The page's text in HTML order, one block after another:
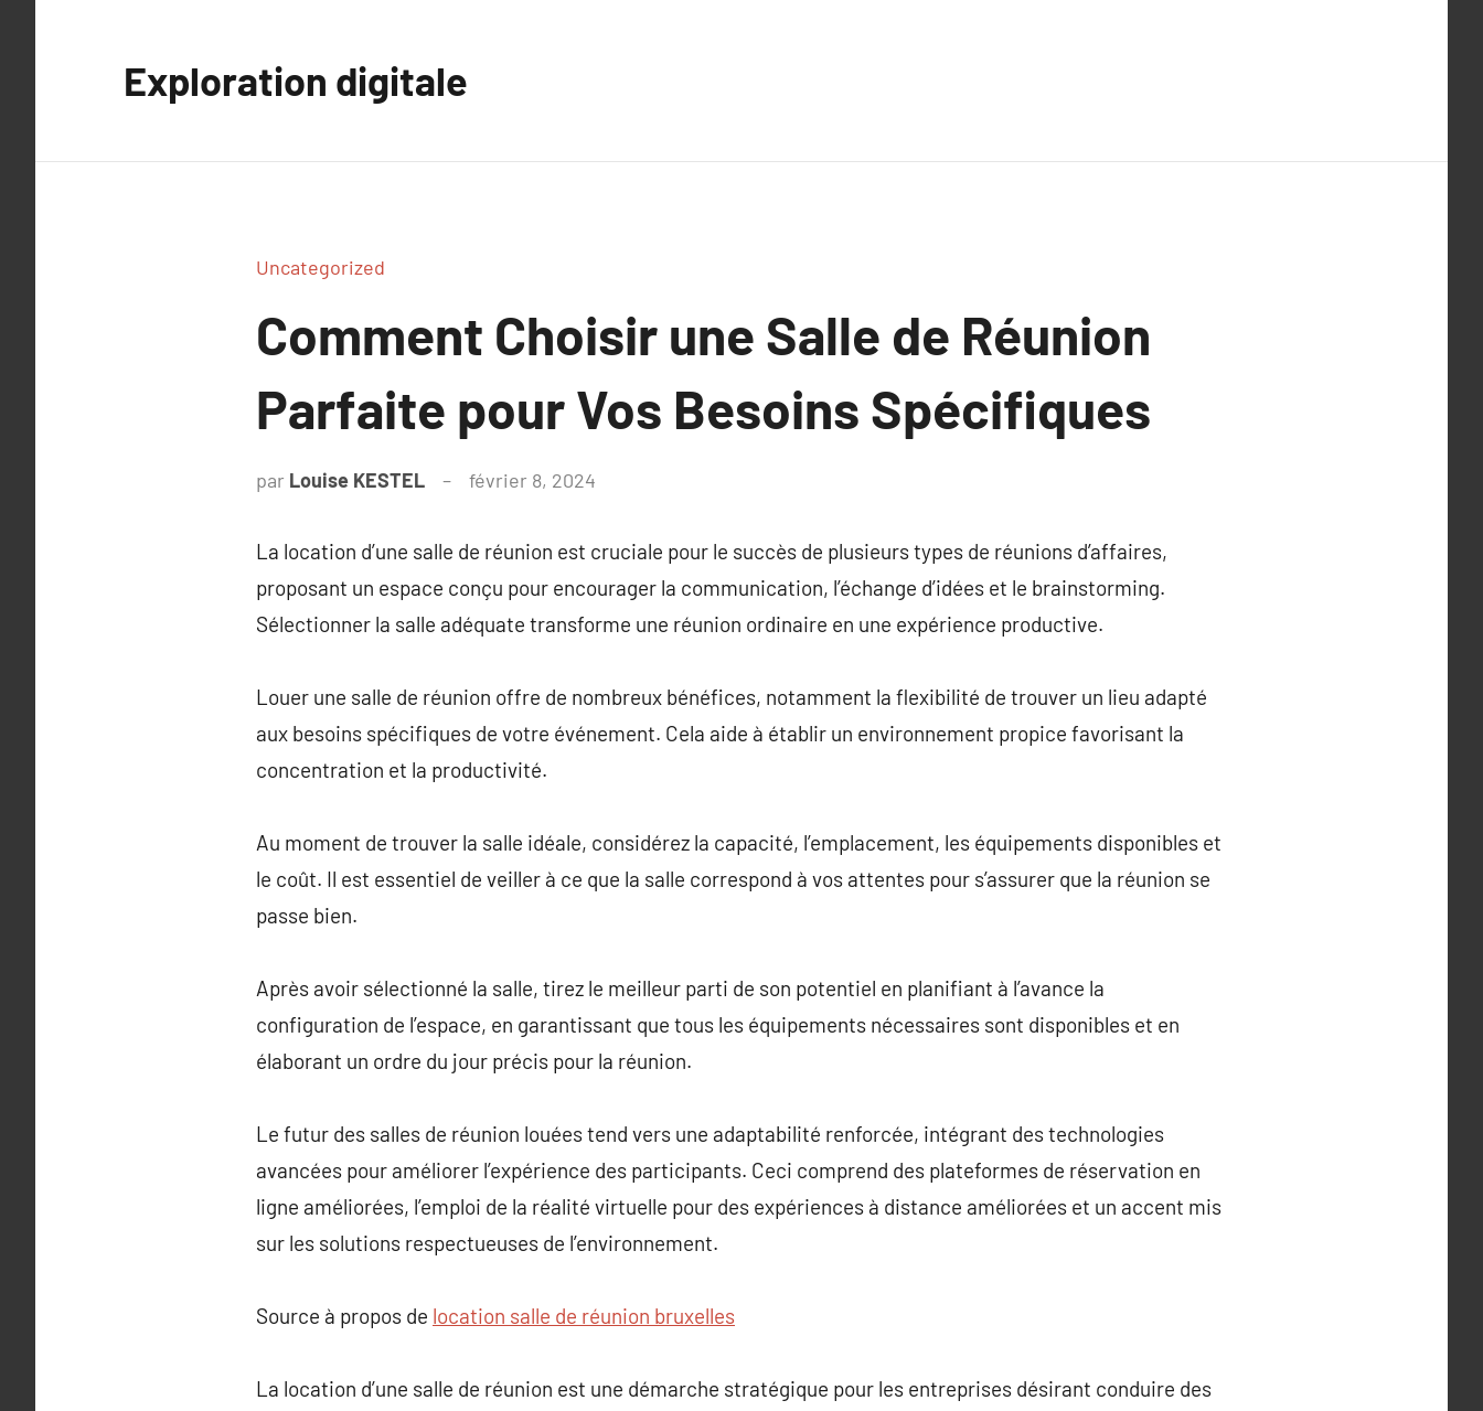
Exploration digitale
Uncategorized
Comment Choisir une Salle de Réunion
Parfaite pour Vos Besoins Spécifiques
par Louise KESTEL février 8, 2024
La location d’une salle de réunion est cruciale pour le succès de plusieurs types de réunions d’affaires,
proposant un espace conçu pour encourager la communication, l’échange d’idées et le brainstorming.
Sélectionner la salle adéquate transforme une réunion ordinaire en une expérience productive.
Louer une salle de réunion offre de nombreux bénéfices, notamment la flexibilité de trouver un lieu adapté
aux besoins spécifiques de votre événement. Cela aide à établir un environnement propice favorisant la
concentration et la productivité.
Au moment de trouver la salle idéale, considérez la capacité, l’emplacement, les équipements disponibles et
le coût. Il est essentiel de veiller à ce que la salle correspond à vos attentes pour s’assurer que la réunion se
passe bien.
Après avoir sélectionné la salle, tirez le meilleur parti de son potentiel en planifiant à l’avance la
configuration de l’espace, en garantissant que tous les équipements nécessaires sont disponibles et en
élaborant un ordre du jour précis pour la réunion.
Le futur des salles de réunion louées tend vers une adaptabilité renforcée, intégrant des technologies
avancées pour améliorer l’expérience des participants. Ceci comprend des plateformes de réservation en
ligne améliorées, l’emploi de la réalité virtuelle pour des expériences à distance améliorées et un accent mis
sur les solutions respectueuses de l’environnement.
Source à propos de location salle de réunion bruxelles
La location d’une salle de réunion est une démarche stratégique pour les entreprises désirant conduire des